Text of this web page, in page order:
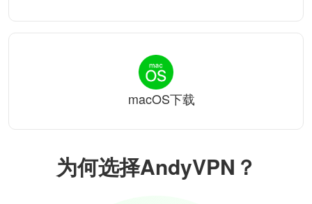
为何选择AndyVPN？
macOS下载